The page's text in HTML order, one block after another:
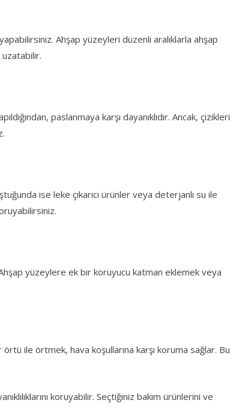
Ahşap yüzeyleri düzenli aralıklarla ahşap
paslanmaya karşı dayanıklıdır. Ancak, çizikleri
ise leke çıkarıcı ürünler veya deterjanlı su ile
Ahşap yüzeylere ek bir koruyucu katman eklemek veya
ile örtmek, hava koşullarına karşı koruma sağlar. Bu
koruyabilir. Seçtiğiniz bakım ürünlerini ve